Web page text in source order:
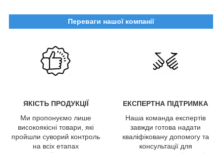
Переваги нашої компанії
ЯКІСТЬ ПРОДУКЦІЇ
ЕКСПЕРТНА ПІДТРИМКА
Ми пропонуємо лише
високоякісні товари, які
пройшли суворий контроль
на всіх етапах
Наша команда експертів
завжди готова надати
кваліфіковану допомогу та
консультації для